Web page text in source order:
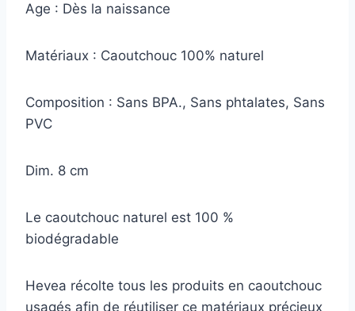
Age : Dès la naissance
Matériaux : Caoutchouc 100% naturel
Composition : Sans BPA., Sans phtalates, Sans
PVC
Dim. 8 cm
Le caoutchouc naturel est 100 %
biodégradable
Hevea récolte tous les produits en caoutchouc
usagés afin de réutiliser ce matériaux précieux